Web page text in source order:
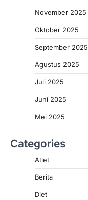
November 2025
Oktober 2025
September 2025
Agustus 2025
Juli 2025
Juni 2025
Mei 2025
Categories
Atlet
Berita
Diet